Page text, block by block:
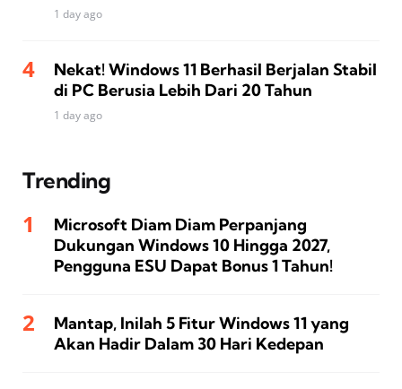
1 day ago
Nekat! Windows 11 Berhasil Berjalan Stabil
di PC Berusia Lebih Dari 20 Tahun
1 day ago
Trending
Microsoft Diam Diam Perpanjang
Dukungan Windows 10 Hingga 2027,
Pengguna ESU Dapat Bonus 1 Tahun!
Mantap, Inilah 5 Fitur Windows 11 yang
Akan Hadir Dalam 30 Hari Kedepan